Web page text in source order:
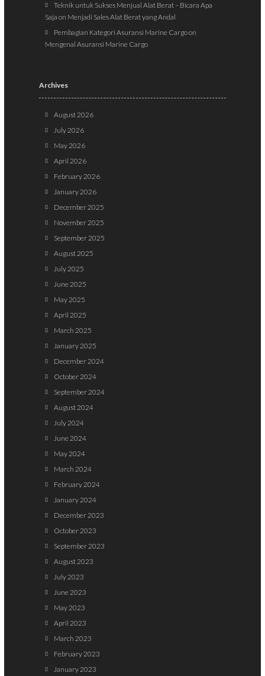
Teknik untuk Sukses Menjual Alat Berat – Bicara Apa
Saja on Menjadi Sales Alat Berat yang Andal
Pembagian Kategori Asuransi Marine Cargoon
Mengenal Asuransi Marine Cargo
Archives
August 2026
July 2026
May 2026
April 2026
February 2026
January 2026
December 2025
November 2025
September 2025
August 2025
July 2025
June 2025
May 2025
April 2025
March 2025
January 2025
December 2024
October 2024
September 2024
August 2024
July 2024
June 2024
May 2024
March 2024
February 2024
January 2024
December 2023
October 2023
September 2023
August 2023
July 2023
June 2023
May 2023
April 2023
March 2023
February 2023
January 2023